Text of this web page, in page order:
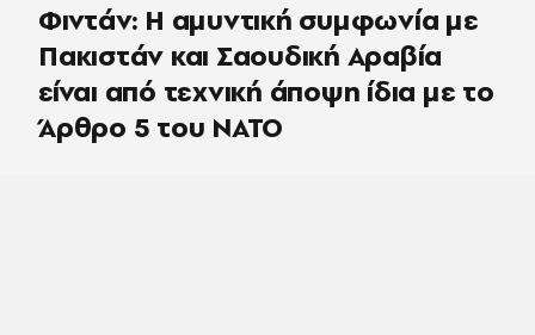
Φιντάν: Η αμυντική συμφωνία με
Πακιστάν και Σαουδική Αραβία
είναι από τεχνική άποψη ίδια με τo
Άρθρο 5 του ΝΑΤΟ